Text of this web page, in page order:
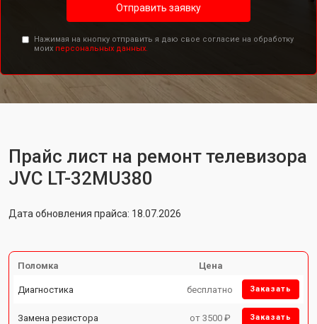
Отправить заявку
Нажимая на кнопку отправить я даю свое согласие на обработку
моих персональных данных.
Прайс лист на ремонт телевизора
JVC LT-32MU380
Дата обновления прайса: 18.07.2026
Поломка Цена
Диагностика бесплатно Заказать
Замена резистора от 3500 ₽ Заказать